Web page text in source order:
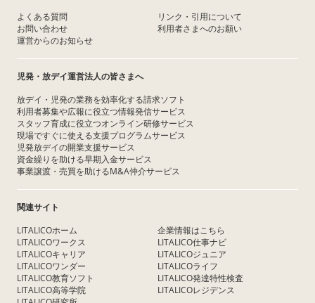
よくある質問
お問い合わせ
運営からのお知らせ
リンク・引用について
利用者さまへのお願い
児発・放デイ運営法人の皆さまへ
放デイ・児発の業務を効率化する請求ソフト
利用者募集や広報に役立つ情報発信サービス
スタッフ育成に役立つオンライン研修サービス
現場ですぐに使える支援プログラムサービス
児発放デイの開業支援サービス
資金繰りを助ける早期入金サービス
事業譲渡・売買を助けるM&A仲介サービス
関連サイト
LITALICOホーム
LITALICOワークス
LITALICOキャリア
LITALICOワンダー
LITALICO教育ソフト
LITALICO高等学院
企業情報はこちら
LITALICO仕事ナビ
LITALICOジュニア
LITALICOライフ
LITALICO発達特性検査
LITALICOレジデンス